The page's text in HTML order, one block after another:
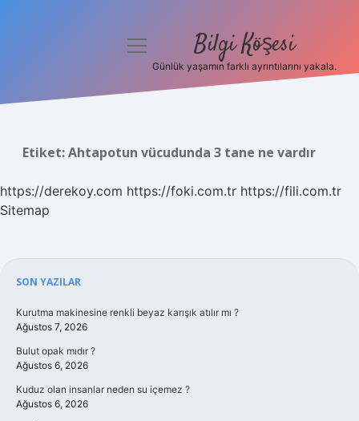
Hakkımızda
menüyü
Bilgi Köşesi
Günlük yaşamın farklı ayrıntılarını yakala.
Etiket:Ahtapotun vücudunda 3 tane ne vardır
https://derekoy.com https://foki.com.tr https://fili.com.tr
Sitemap
Sidebar
SON YAZILAR
Kurutma makinesine renkli beyaz karışık atılır mı ?
Ağustos 7, 2026
Bulut opak mıdır ?
Ağustos 6, 2026
Kuduz olan insanlar neden su içemez ?
Ağustos 6, 2026